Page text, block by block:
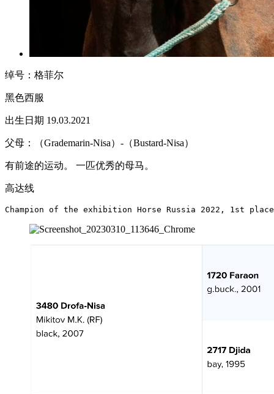
绰号：格菲尔
黑色西服
出生日期 19.03.2021
父母：（Grademarin-Nisa）-（Bustard-Nisa）
有前途的运动。 一匹优秀的母马。
高达线
Champion of the exhibition Horse Russia 2022, 1st place